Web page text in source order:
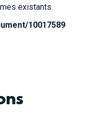
existants.
10017589